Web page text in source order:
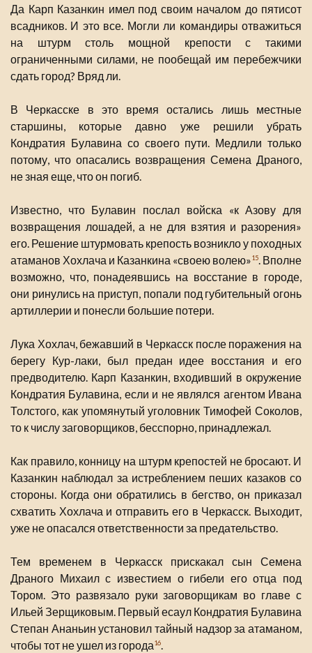
Да Карп Казанкин имел под своим началом до пятисот
всадников. И это все. Могли ли командиры отважиться
на штурм столь мощной крепости с такими
ограниченными силами, не пообещай им перебежчики
сдать город? Вряд ли.
В Черкасске в это время остались лишь местные
старшины, которые давно уже решили убрать
Кондратия Булавина со своего пути. Медлили только
потому, что опасались возвращения Семена Драного,
не зная еще, что он погиб.
Известно, что Булавин послал войска «к Азову для
возвращения лошадей, а не для взятия и разорения»
его. Решение штурмовать крепость возникло у походных
атаманов Хохлача и Казанкина «своею волею»15. Вполне
возможно, что, понадеявшись на восстание в городе,
они ринулись на приступ, попали под губительный огонь
артиллерии и понесли большие потери.
Лука Хохлач, бежавший в Черкасск после поражения на
берегу Кур-лаки, был предан идее восстания и его
предводителю. Карп Казанкин, входивший в окружение
Кондратия Булавина, если и не являлся агентом Ивана
Толстого, как упомянутый уголовник Тимофей Соколов,
то к числу заговорщиков, бесспорно, принадлежал.
Как правило, конницу на штурм крепостей не бросают. И
Казанкин наблюдал за истреблением пеших казаков со
стороны. Когда они обратились в бегство, он приказал
схватить Хохлача и отправить его в Черкасск. Выходит,
уже не опасался ответственности за предательство.
Тем временем в Черкасск прискакал сын Семена
Драного Михаил с известием о гибели его отца под
Тором. Это развязало руки заговорщикам во главе с
Ильей Зерщиковым. Первый есаул Кондратия Булавина
Степан Ананьин установил тайный надзор за атаманом,
чтобы тот не ушел из города16.